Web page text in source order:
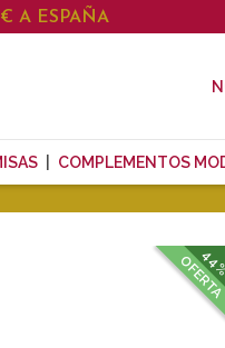
A ESPAÑA
COMPLEMENTOS
OFERTA